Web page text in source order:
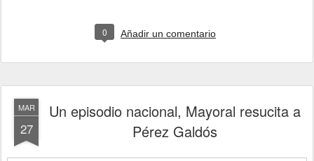
0 Añadir un comentario
MAR
27
Un episodio nacional, Mayoral resucita a
Pérez Galdós